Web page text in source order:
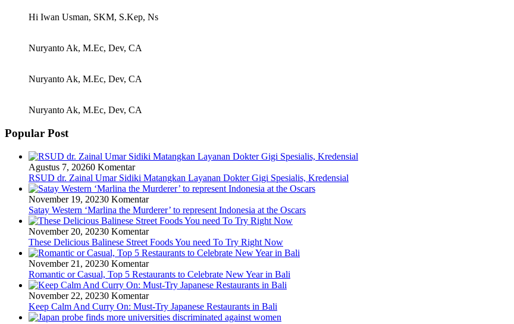
Hi Iwan Usman, SKM, S.Kep, Ns
Nuryanto Ak, M.Ec, Dev, CA
Nuryanto Ak, M.Ec, Dev, CA
Nuryanto Ak, M.Ec, Dev, CA
Popular Post
Agustus 7, 20260 Komentar
RSUD dr. Zainal Umar Sidiki Matangkan Layanan Dokter Gigi Spesialis, Kredensial
November 19, 20230 Komentar
Satay Western ‘Marlina the Murderer’ to represent Indonesia at the Oscars
November 20, 20230 Komentar
These Delicious Balinese Street Foods You need To Try Right Now
November 21, 20230 Komentar
Romantic or Casual, Top 5 Restaurants to Celebrate New Year in Bali
November 22, 20230 Komentar
Keep Calm And Curry On: Must-Try Japanese Restaurants in Bali